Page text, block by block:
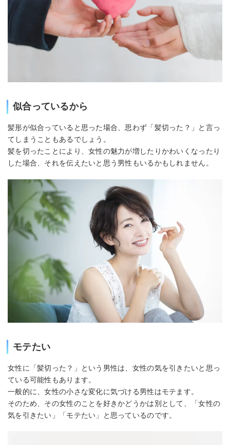
似合っているから
髪形が似合っていると思った場合、思わず「髪切った？」と言っ
てしまうこともあるでしょう。
髪を切ったことにより、女性の魅力が増したりかわいくなったり
した場合、それを伝えたいと思う男性もいるかもしれません。
モテたい
女性に「髪切った？」という男性は、女性の気を引きたいと思っ
ている可能性もあります。
一般的に、女性の小さな変化に気づける男性はモテます。
そのため、その女性のことを好きかどうかは別として、「女性の
気を引きたい」「モテたい」と思っているのです。